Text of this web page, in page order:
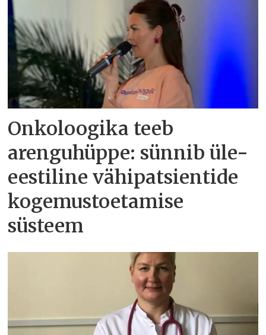
Onkoloogika teeb
arenguhüppe: sünnib üle-
eestiline vähipatsientide
kogemustoetamise
süsteem